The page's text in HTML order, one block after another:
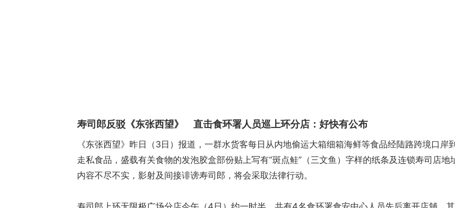
寿司郎反驳《东张西望》 直击食环署人员巡上环分店：好快有公布
《东张西望》昨日（3日）报道，一群水货客每日从内地偷运大箱细箱海鲜等食品经陆路跨境口岸
走私食品，盛载有关食物的发泡胶盒部份贴上写有“斑点鲑”（三文鱼）字样的纸条及连锁寿司店
内容不尽不实，影射及间接诽谤寿司郎，将会采取法律行动。